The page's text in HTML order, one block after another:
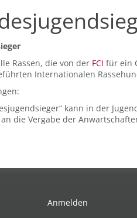
Rassen, die von der FCI für ein
Internationalen
kann in der
die Vergabe der
Anmelden